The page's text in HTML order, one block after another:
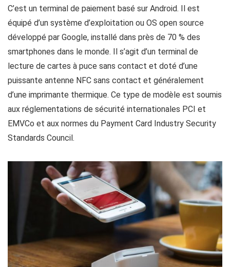
C’est un terminal de paiement basé sur Android. Il est
équipé d’un système d’exploitation ou OS open source
développé par Google, installé dans près de 70 % des
smartphones dans le monde. Il s’agit d’un terminal de
lecture de cartes à puce sans contact et doté d’une
puissante antenne NFC sans contact et généralement
d’une imprimante thermique. Ce type de modèle est soumis
aux réglementations de sécurité internationales PCI et
EMVCo et aux normes du Payment Card Industry Security
Standards Council.